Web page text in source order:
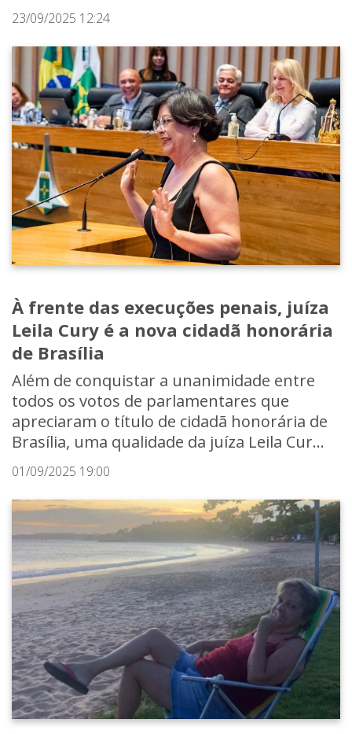
23/09/2025 12:24
À frente das execuções penais, juíza
Leila Cury é a nova cidadã honorária
de Brasília
Além de conquistar a unanimidade entre
todos os votos de parlamentares que
apreciaram o título de cidadã honorária de
Brasília, uma qualidade da juíza Leila Cur...
01/09/2025 19:00